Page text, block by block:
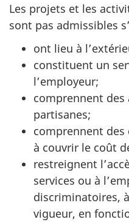
Les projets et les
sont pas admissibles
ont lieu à
constituent un
l’employeur;
comprennent
partisanes;
comprennent des
à couvrir le coût
restreignent
services ou à
discriminatoires,
vigueur, en